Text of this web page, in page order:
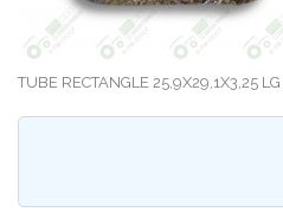
TUBE RECTANGLE 25,9X29,1X3,25